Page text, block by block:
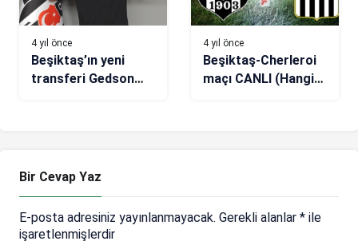
4 yıl önce
Beşiktaş’ın yeni
transferi Gedson
4 yıl önce
Beşiktaş-Cherleroi
maçı CANLI (Hangi
Bir Cevap Yaz
E-posta adresiniz yayınlanmayacak. Gerekli alanlar * ile
işaretlenmişlerdir